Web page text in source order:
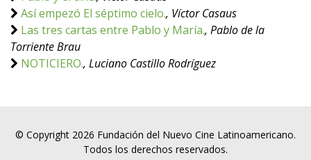
Así empezó El séptimo cielo., Víctor Casaus
Las tres cartas entre Pablo y María., Pablo de la
Torriente Brau
NOTICIERO., Luciano Castillo Rodríguez
© Copyright 2026 Fundación del Nuevo Cine Latinoamericano.
Todos los derechos reservados.